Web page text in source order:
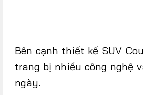
Bên cạnh thiết kế SUV
trang bị nhiều công nghệ
ngày.